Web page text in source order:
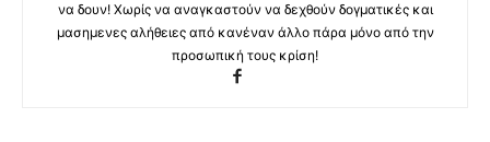
να δουν! Χωρίς να αναγκαστούν να δεχθούν δογματικές και
μασημενες αλήθειες από κανέναν άλλο πάρα μόνο από την
προσωπική τους κρίση!